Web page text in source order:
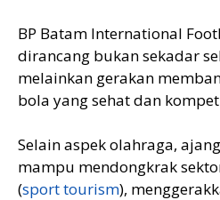
BP Batam International
dirancang bukan sekadar
melainkan gerakan
bola yang sehat dan
Selain aspek olahraga,
mampu mendongkrak
(sport tourism),